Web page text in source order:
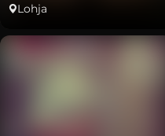
Lohja